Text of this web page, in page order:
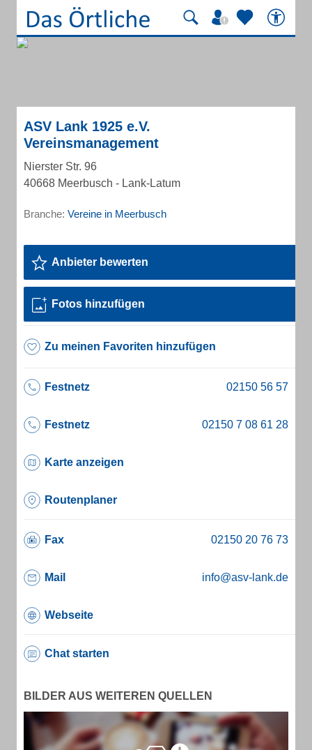
ASV Lank 1925 e.V.
Vereinsmanagement
Nierster Str. 96
40668 Meerbusch - Lank-Latum
Branche: Vereine in Meerbusch
Anbieter bewerten
Fotos hinzufügen
Zu meinen Favoriten hinzufügen
Festnetz
Festnetz
Karte anzeigen
Routenplaner
Fax
Mail info@asv-lank.de
Webseite
Chat starten
BILDER AUS WEITEREN QUELLEN